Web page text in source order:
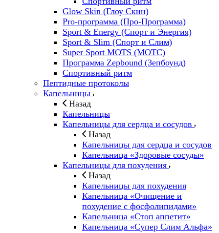
Glow Skin (Глоу Скин)
Pro-программа (Про-Программа)
Sport & Energy (Спорт и Энергия)
Sport & Slim (Спорт и Слим)
Super Sport MOTS (МОТС)
Программа Zepbound (Зепбоунд)
Спортивный ритм
Пептидные протоколы
Капельницы
Назад
Капельницы
Капельницы для сердца и сосудов
Назад
Капельницы для сердца и сосудов
Капельница «Здоровые сосуды»
Капельницы для похудения
Назад
Капельницы для похудения
Капельница «Очищение и
похудение с фосфолипидами»
Капельница «Стоп аппетит»
Капельница «Супер Слим Альфа»